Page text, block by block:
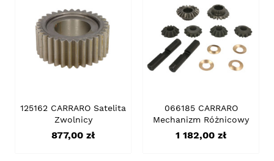
125162 CARRARO Satelita
Zwolnicy
Cena
877,00 zł
066185 CARRARO
Mechanizm Różnicowy
Cena
1 182,00 zł